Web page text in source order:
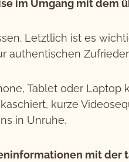
im Umgang mit
Letztlich ist es
authentischen
Tablet oder Laptop
kurze
in Unruhe.
mit der